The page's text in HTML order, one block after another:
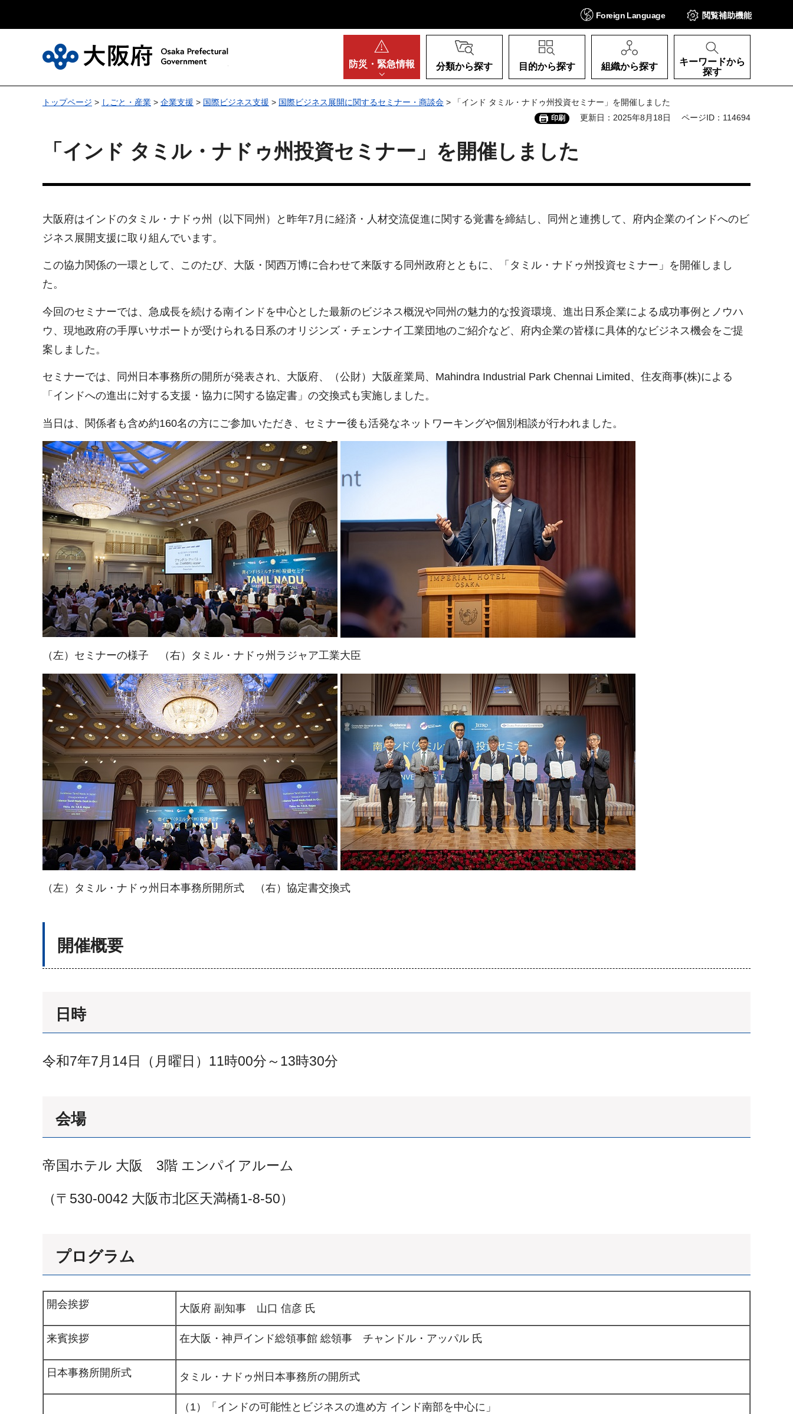
Foreign Language 閲覧補助機能
防災・ 緊急情報 分類から探す 目的から探す 組織から探す
キーワードから
探す
トップページ > しごと・産業 > 企業支援 > 国際ビジネス支援 > 国際ビジネス展開に関するセミナー・商談会 > 「インド タミル・ナドゥ州投資セミナー」を開催しました
印刷 更新日：2025年8月18日 ページID：114694
「インド タミル・ナドゥ州投資セミナー」を開催しました
大阪府はインドのタミル・ナドゥ州（以下同州）と昨年7月に経済・人材交流促進に関する覚書を締結し、同州と連携して、府内企業のインドへのビ
ジネス展開支援に取り組んでいます。
この協力関係の一環として、このたび、大阪・関西万博に合わせて来阪する同州政府とともに、「タミル・ナドゥ州投資セミナー」を開催しまし
た。
今回のセミナーでは、急成長を続ける南インドを中心とした最新のビジネス概況や同州の魅力的な投資環境、進出日系企業による成功事例とノウハ
ウ、現地政府の手厚いサポートが受けられる日系のオリジンズ・チェンナイ工業団地のご紹介など、府内企業の皆様に具体的なビジネス機会をご提
案しました。
セミナーでは、同州日本事務所の開所が発表され、大阪府、（公財）大阪産業局、Mahindra Industrial Park Chennai Limited、住友商事(株)による
「インドへの進出に対する支援・協力に関する協定書」の交換式も実施しました。
当日は、関係者も含め約160名の方にご参加いただき、セミナー後も活発なネットワーキングや個別相談が行われました。
（左）セミナーの様子 （右）タミル・ナドゥ州ラジャア工業大臣
（左）タミル・ナドゥ州日本事務所開所式 （右）協定書交換式
開催概要
日時
令和7年7月14日（月曜日）11時00分～13時30分
会場
帝国ホテル 大阪 3階 エンパイアルーム
（〒530-0042 大阪市北区天満橋1-8-50）
プログラム
開会挨拶 大阪府 副知事​ 山口 信彦 氏
来賓挨拶 在大阪・神戸インド総領事館 ​総領事​ チャンドル・アッパル 氏
日本事務所開所式 タミル・ナドゥ州日本事務所の開所式
（1）「インドの可能性とビジネスの進め方 インド南部を中心に」